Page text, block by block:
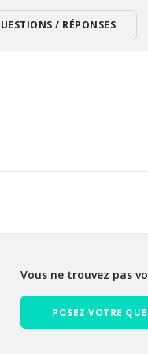
/ RÉPONSES
Vous ne trouvez pas
POSEZ VOTRE